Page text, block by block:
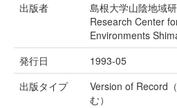
出版者
島根大学山陰地域
Research Center
Environments
発行日
1993-05
出版タイプ
Version of Record
む）